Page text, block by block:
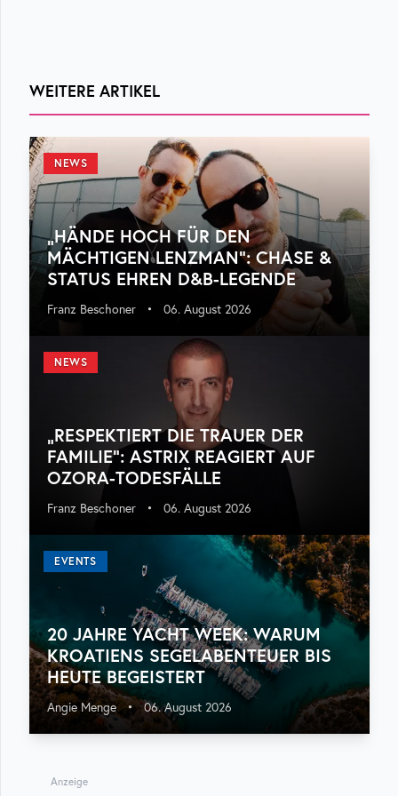
WEITERE ARTIKEL
NEWS
„HÄNDE HOCH FÜR DEN
MÄCHTIGEN LENZMAN“: CHASE &
STATUS EHREN D&B-LEGENDE
Franz Beschoner • 06. August 2026
NEWS
„RESPEKTIERT DIE TRAUER DER
FAMILIE“: ASTRIX REAGIERT AUF
OZORA-TODESFÄLLE
Franz Beschoner • 06. August 2026
EVENTS
20 JAHRE YACHT WEEK: WARUM
KROATIENS SEGELABENTEUER BIS
HEUTE BEGEISTERT
Angie Menge • 06. August 2026
Anzeige